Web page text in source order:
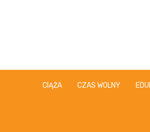
CIĄŻA CZAS WOLNY